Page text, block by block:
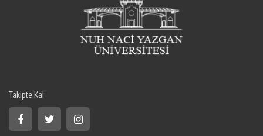
Takipte Kal